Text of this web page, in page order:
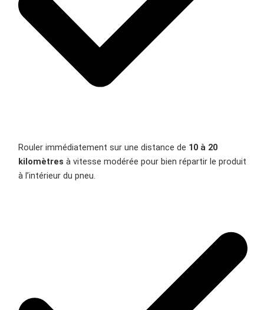
Rouler immédiatement sur une distance de 10 à 20
kilomètres à vitesse modérée pour bien répartir le produit
à l’intérieur du pneu.